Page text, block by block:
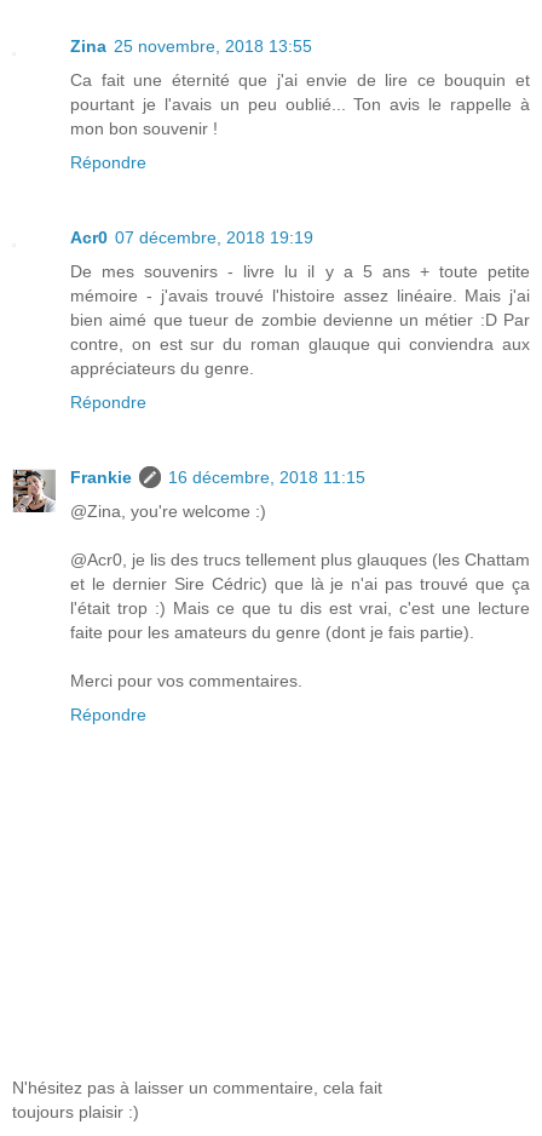
Zina 25 novembre, 2018 13:55
Ca fait une éternité que j'ai envie de lire ce bouquin et
pourtant je l'avais un peu oublié... Ton avis le rappelle à
mon bon souvenir !
Répondre
Acr0 07 décembre, 2018 19:19
De mes souvenirs - livre lu il y a 5 ans + toute petite
mémoire - j'avais trouvé l'histoire assez linéaire. Mais j'ai
bien aimé que tueur de zombie devienne un métier :D Par
contre, on est sur du roman glauque qui conviendra aux
appréciateurs du genre.
Répondre
Frankie
16 décembre, 2018 11:15
@Zina, you're welcome :)
@Acr0, je lis des trucs tellement plus glauques (les Chattam
et le dernier Sire Cédric) que là je n'ai pas trouvé que ça
l'était trop :) Mais ce que tu dis est vrai, c'est une lecture
faite pour les amateurs du genre (dont je fais partie).
Merci pour vos commentaires.
Répondre
N'hésitez pas à laisser un commentaire, cela fait
toujours plaisir :)